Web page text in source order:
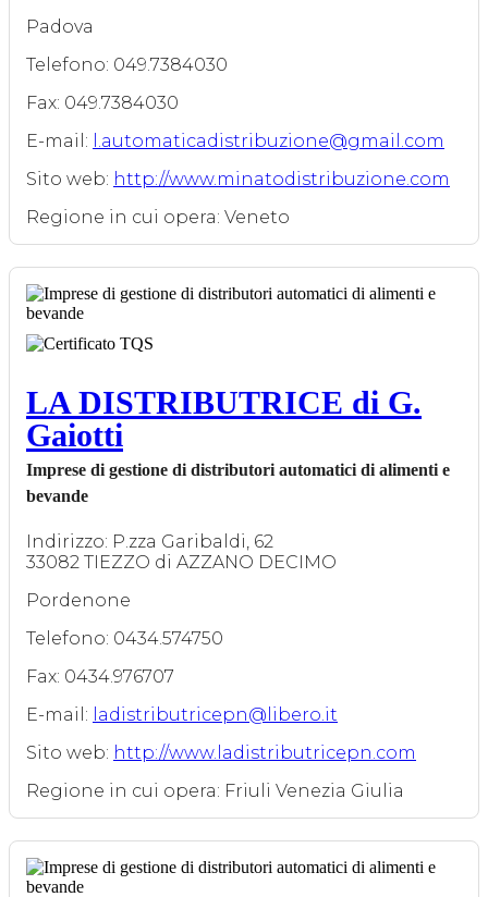
Padova
Telefono: 049.7384030
Fax: 049.7384030
E-mail: l.automaticadistribuzione@gmail.com
Sito web: http://www.minatodistribuzione.com
Regione in cui opera: Veneto
LA DISTRIBUTRICE di G.
Gaiotti
Imprese di gestione di distributori automatici di alimenti e
bevande
Indirizzo: P.zza Garibaldi, 62
33082 TIEZZO di AZZANO DECIMO
Pordenone
Telefono: 0434.574750
Fax: 0434.976707
E-mail: ladistributricepn@libero.it
Sito web: http://www.ladistributricepn.com
Regione in cui opera: Friuli Venezia Giulia